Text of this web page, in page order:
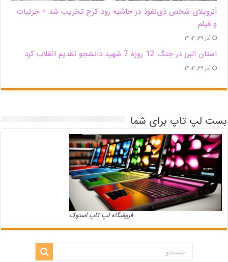
اَبَر‌ویلای شخص ذی‌نفوذ در حاشیه‌ رود کرج تخریب شد + جزئیات
و فیلم
آذر ۲۹, ۱۴۰۴
استان البرز در جنگ 12 روزه 7 شهید دانشجو تقدیم انقلاب کرد
آذر ۲۹, ۱۴۰۴
بست لپ تاپ برای شما
فروشگاه لپ تاپ استوک